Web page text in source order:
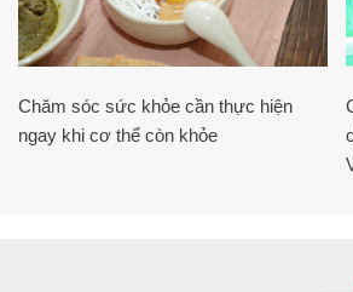
Chăm sóc sức khỏe cần thực hiện
ngay khi cơ thể còn khỏe